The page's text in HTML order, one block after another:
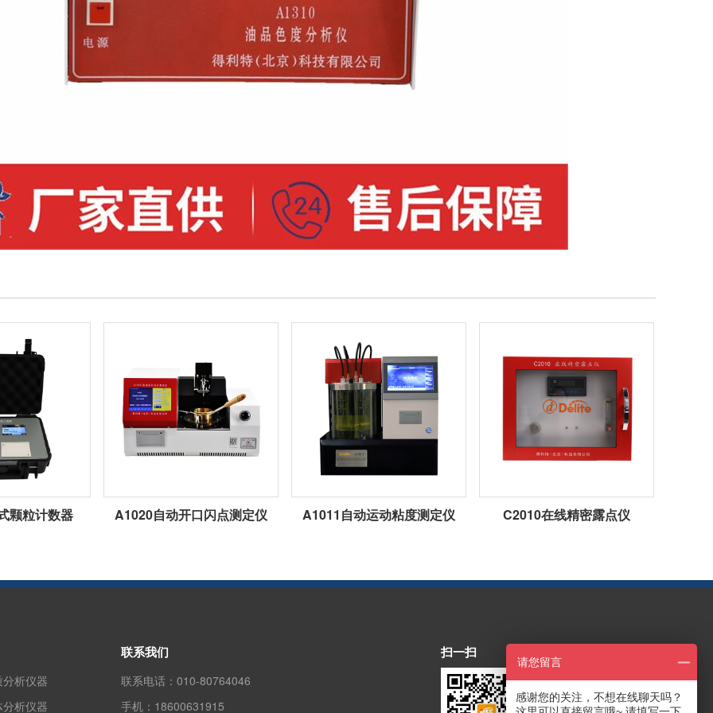
颗粒计数器 A1020自动开口闪点测定仪 A1011自动运动粘度测定仪 C2010在线精密露点仪
析仪器
析仪器
联系我们
联系电话： 010-80764046
手机： 18600631915
扫一扫
请您留言
感谢您的关注，不想在线聊天吗？